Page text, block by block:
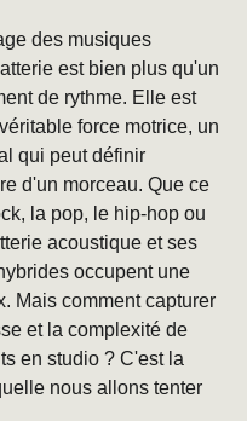
des musiques
est bien plus qu'un
de rythme. Elle est
force motrice, un
qui peut définir
d'un morceau. Que ce
la pop, le hip-hop ou
acoustique et ses
occupent une
Mais comment capturer
et la complexité de
en studio ? C'est la
nous allons tenter